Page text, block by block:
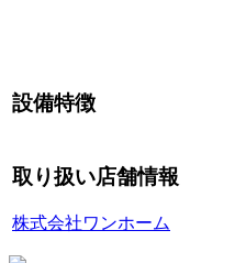
設備特徴
取り扱い店舗情報
株式会社ワンホーム